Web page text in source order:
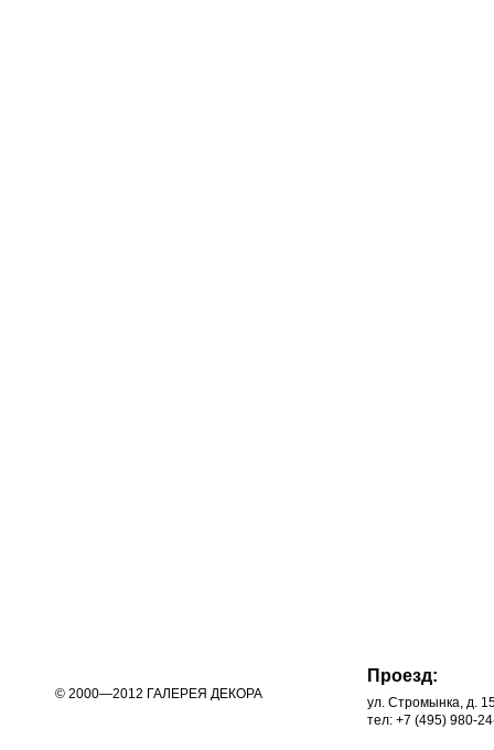
© 2000—2012 ГАЛЕРЕЯ ДЕКОРА
Проезд:
ул. Стромынка, д.
тел: +7 (495) 980-